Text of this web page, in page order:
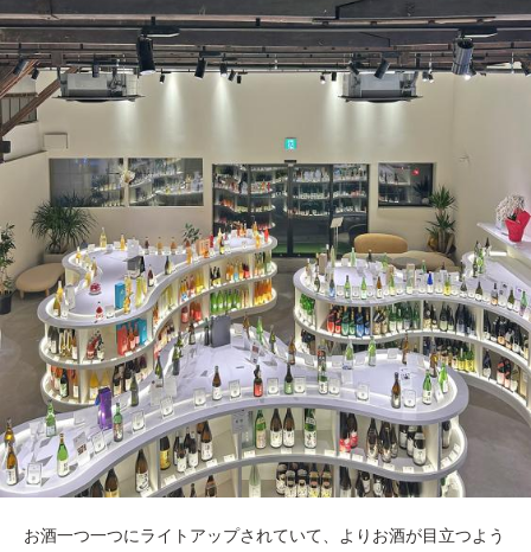
お酒一つ一つにライトアップされていて、よりお酒が目立つよう